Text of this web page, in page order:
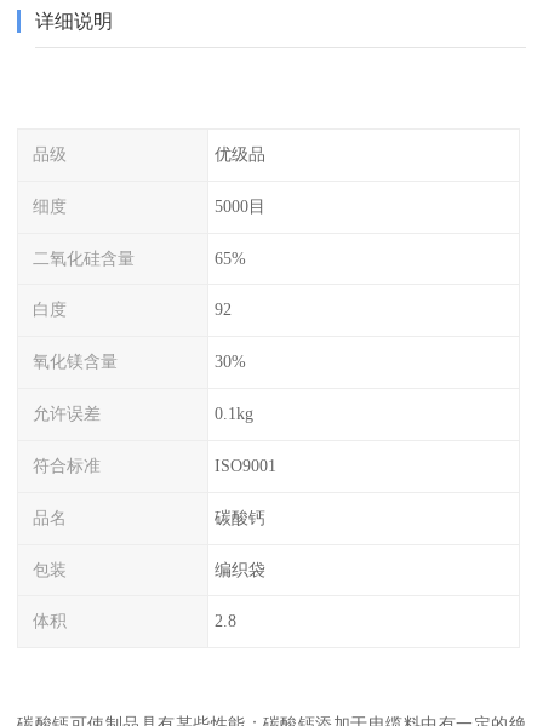
详细说明
品级 优级品
细度 5000目
二氧化硅含量 65%
白度 92
氧化镁含量 30%
允许误差 0.1kg
符合标准 ISO9001
品名 碳酸钙
包装 编织袋
体积 2.8